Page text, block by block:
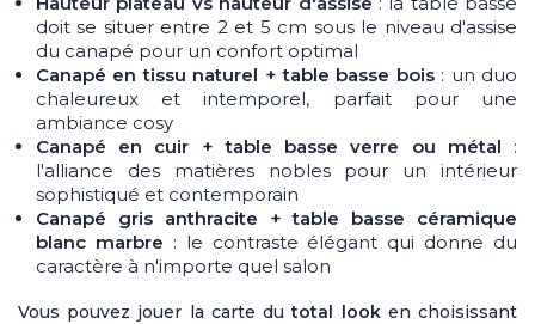
doit se situer entre 2 et 5 cm sous le niveau d'assise
du canapé pour un confort optimal
Canapé en tissu naturel + table basse bois: un duo
chaleureux et intemporel, parfait pour une
ambiance cosy
Canapé en cuir + table basse verre ou métal :
l'alliance des matières nobles pour un intérieur
sophistiqué et contemporain
Canapé gris anthracite + table basse céramique
blanc marbre : le contraste élégant qui donne du
caractère à n'importe quel salon
Vous pouvez jouer la carte dutotal looken choisissant